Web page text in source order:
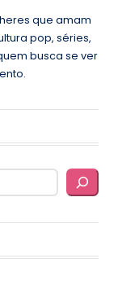
que amam
pop, séries,
busca se ver